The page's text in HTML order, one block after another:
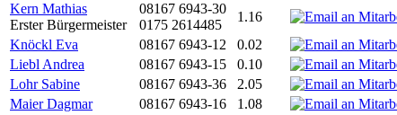
Kern Mathias
Erster Bürgermeister
08167 6943-30
0175 2614485
1.16
Knöckl Eva
08167 6943-12 0.02
Liebl Andrea
08167 6943-15 0.10
Lohr Sabine
08167 6943-36 2.05
Maier Dagmar
08167 6943-16 1.08